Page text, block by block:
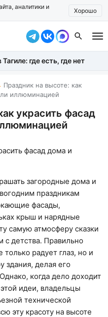
аналитики и
Хорошо
Тагиле: где есть, где нет
Праздник на высоте: как
иллюминацией
украсить фасад
загородные дома и
праздникам
фасады,
крыш и нарядные
самую атмосферу сказки
детства. Правильно
радует глаз, но и
здания, делая его
когда дело доходит
идеи, владельцы
технической
эту красоту на высоте